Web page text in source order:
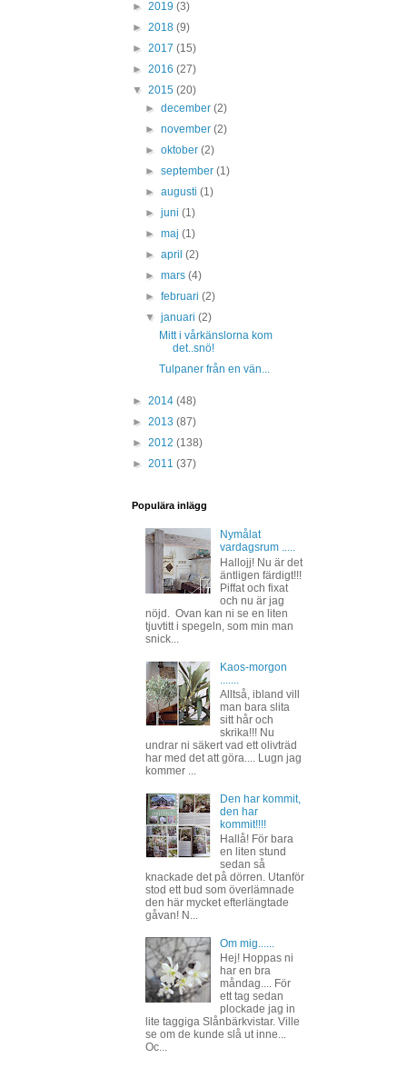
► 2019 (3)
► 2018 (9)
► 2017 (15)
► 2016 (27)
▼ 2015 (20)
►december(2)
►november(2)
►oktober(2)
►september(1)
►augusti(1)
►juni(1)
►maj(1)
►april(2)
►mars(4)
►februari(2)
▼januari(2)
Mitt i vårkänslorna kom
det..snö!
Tulpaner från en vän...
► 2014 (48)
► 2013 (87)
► 2012 (138)
► 2011 (37)
Populära inlägg
Nymålat
vardagsrum .....
Hallojj! Nu är det
äntligen färdigt!!!
Piffat och fixat
och nu är jag
nöjd. Ovan kan ni se en liten
tjuvtitt i spegeln, som min man
snick...
Kaos-morgon
Alltså, ibland vill
man bara slita
sitt hår och
skrika!!! Nu
undrar ni säkert vad ett olivträd
har med det att göra.... Lugn jag
kommer ...
Den har kommit,
den har
kommit!!!!
Hallå! För bara
en liten stund
sedan så
knackade det på dörren. Utanför
stod ett bud som överlämnade
den här mycket efterlängtade
gåvan! N...
Om mig......
Hej! Hoppas ni
har en bra
måndag.... För
ett tag sedan
plockade jag in
lite taggiga Slånbärkvistar. Ville
se om de kunde slå ut inne...
Oc...